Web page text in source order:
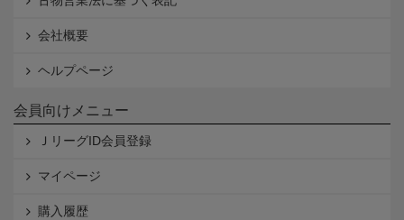
会社概要
ヘルプページ
会員向けメニュー
ＪリーグID会員登録
マイページ
購入履歴